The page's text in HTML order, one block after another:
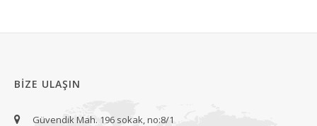
BIZE ULAŞIN
Güvendik Mah. 196 sokak, no:8/1